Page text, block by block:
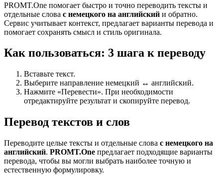
PROMT.One помогает быстро и точно переводить тексты и
отдельные слова с немецкого на английский и обратно.
Сервис учитывает контекст, предлагает варианты перевода и
помогает сохранять смысл и стиль оригинала.
Как пользоваться: 3 шага к переводу
Вставьте текст.
Выберите направление немецкий ↔ английский.
Нажмите «Перевести». При необходимости
отредактируйте результат и скопируйте перевод.
Перевод текстов и слов
Переводите целые тексты и отдельные слова с немецкого на
английский. PROMT.One предлагает подходящие варианты
перевода, чтобы вы могли выбрать наиболее точную и
естественную формулировку.